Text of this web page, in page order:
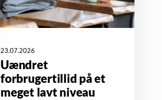
23.07.2026
Uændret
forbrugertillid på et
meget lavt niveau